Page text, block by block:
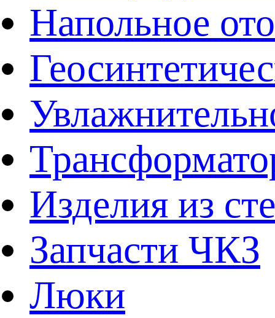
Напольное
Изделия из
Запчасти ЧКЗ
Люки